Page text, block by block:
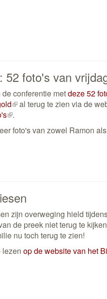
52 foto's van
conferentie metdeze 52
(externe
link)
al terug te zien via de
(externe
link)
.
foto's van zowel Ramon
zijn overweging hield
de preek niet terug te
nu toch terug te zien!
lezen op de website van het